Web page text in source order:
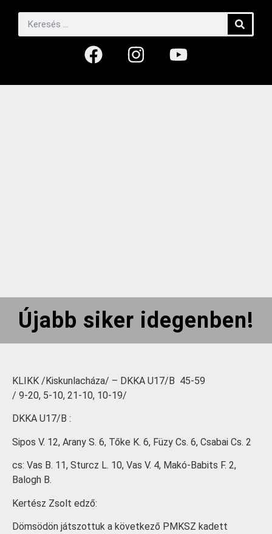
Újabb siker idegenben!
KLIKK /Kiskunlacháza/ – DKKA U17/B 45-59
/ 9-20, 5-10, 21-10, 10-19/
DKKA U17/B :
Sipos V. 12, Arany S. 6, Tőke K. 6, Füzy Cs. 6, Csabai Cs. 2
cs: Vas B. 11, Sturcz L. 10, Vas V. 4, Makó-Babits F. 2,
Balogh B.
Kertész Zsolt edző:
Dömsödön játszottuk a következő PMKSZ kadett